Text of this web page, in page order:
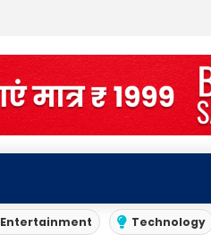
Entertainment Technology